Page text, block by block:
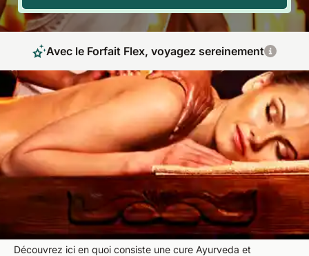
Avec le Forfait Flex, voyagez sereinement
L'art de la médecine holistique pour votre
santé et bien-être
Une cure ayurvédique est une cure pour la santé et le bien-
être qui est basée sur les connaissances de la science
ancestrale provenant de l'Inde et du Sri Lanka. Cette
médecine asiatique à comme but de réaliser des effets
positifs envers l'harmonie du corps, de l'esprit et de l'âme.
Découvrez ici en quoi consiste une cure Ayurveda et